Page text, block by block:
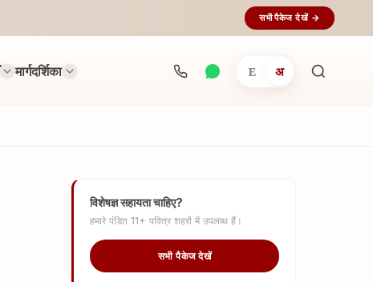
सभी पैकेज देखें →
मार्गदर्शिका E अ
अनुष्ठान
विशेषज्ञ सहायता चाहिए?
हमारे पंडित 11+ पवित्र शहरों में उपलब्ध हैं।
सभी पैकेज देखें